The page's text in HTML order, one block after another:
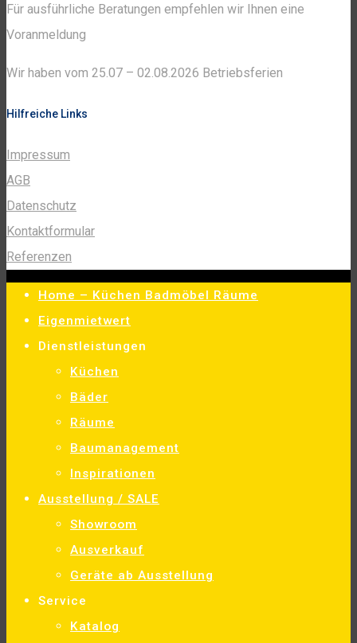
Für ausführliche Beratungen empfehlen wir Ihnen eine
Voranmeldung
Wir haben vom 25.07 – 02.08.2026 Betriebsferien
Hilfreiche Links
Impressum
AGB
Datenschutz
Kontaktformular
Referenzen
Home – Küchen Badmöbel Räume
Eigenmietwert
Dienstleistungen
Küchen
Bäder
Räume
Baumanagement
Inspirationen
Ausstellung / SALE
Showroom
Ausverkauf
Geräte ab Ausstellung
Service
Katalog